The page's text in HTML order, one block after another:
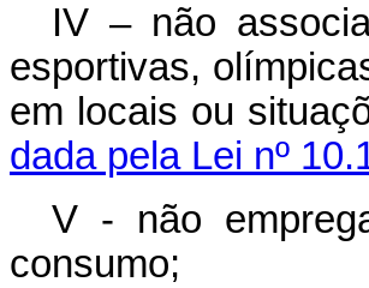
IV – não
esportivas,
em locais ou
dada pela Lei nº
V - não
consumo;